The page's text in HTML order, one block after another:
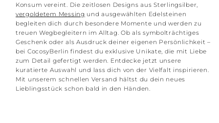
Konsum vereint. Die zeitlosen Designs aus Sterlingsilber,
vergoldetem Messing und ausgewählten Edelsteinen
begleiten dich durch besondere Momente und werden zu
treuen Wegbegleitern im Alltag. Ob als symbolträchtiges
Geschenk oder als Ausdruck deiner eigenen Persönlichkeit –
bei CocosyBerlin findest du exklusive Unikate, die mit Liebe
zum Detail gefertigt werden. Entdecke jetzt unsere
kuratierte Auswahl und lass dich von der Vielfalt inspirieren.
Mit unserem schnellen Versand hältst du dein neues
Lieblingsstück schon bald in den Händen.